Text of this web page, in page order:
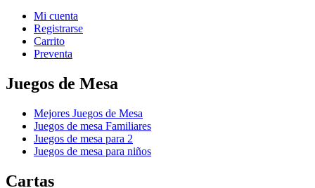
Mi cuenta
Registrarse
Carrito
Preventa
Juegos de Mesa
Mejores Juegos de Mesa
Juegos de mesa Familiares
Juegos de mesa para 2
Juegos de mesa para niños
Cartas